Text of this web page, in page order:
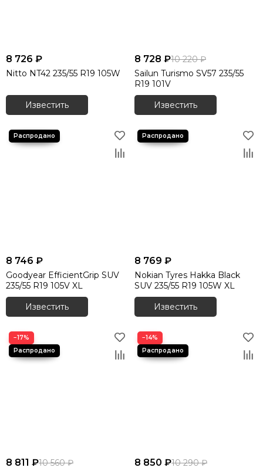
8 726 ₽
Nitto NT42 235/55 R19 105W
Известить
8 728 ₽10 220 ₽
Sailun Turismo SV57 235/55
R19 101V
Известить
8 746 ₽
Goodyear EfficientGrip SUV
235/55 R19 105V XL
Известить
8 769 ₽
Nokian Tyres Hakka Black
SUV 235/55 R19 105W XL
Известить
−17%
8 811 ₽10 560 ₽
−14%
8 850 ₽10 290 ₽